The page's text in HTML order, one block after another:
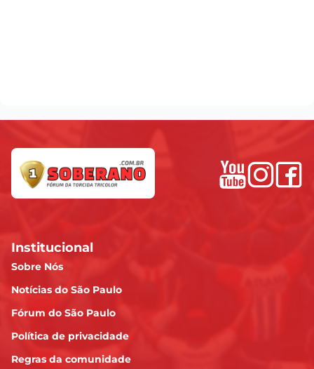
Institucional
Sobre Nós
Notícias do São Paulo
Fórum do São Paulo
Política de privacidade
Regras da comunidade